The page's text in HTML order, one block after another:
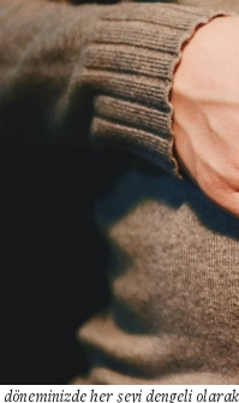
her şeyi dengeli